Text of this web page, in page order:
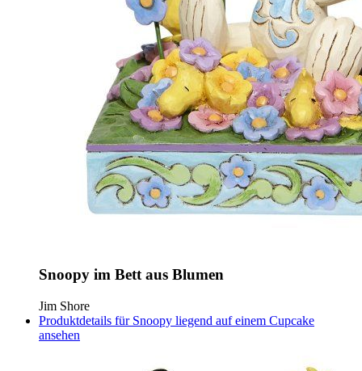
Snoopy im Bett aus Blumen
Jim Shore
Produktdetails für Snoopy liegend auf einem Cupcake
ansehen